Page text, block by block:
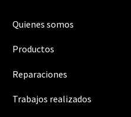
Quienes somos
Productos
Reparaciones
Trabajos realizados